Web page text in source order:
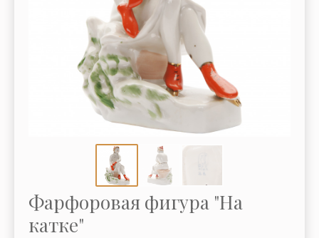
Фарфоровая фигура "На
катке"